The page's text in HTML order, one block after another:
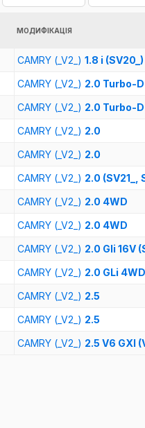
МОДИФІКАЦІЯ
CAMRY (_V2_) 1.8 i (SV20_)
CAMRY (_V2_) 2.0 Turbo-D
CAMRY (_V2_) 2.0 Turbo-D
CAMRY (_V2_) 2.0
CAMRY (_V2_) 2.0
CAMRY (_V2_) 2.0 (SV21_,
CAMRY (_V2_) 2.0 4WD
CAMRY (_V2_) 2.0 4WD
CAMRY (_V2_) 2.0 Gli 16V
CAMRY (_V2_) 2.0 GLi 4WD
CAMRY (_V2_) 2.5
CAMRY (_V2_) 2.5
CAMRY (_V2_) 2.5 V6 GXI